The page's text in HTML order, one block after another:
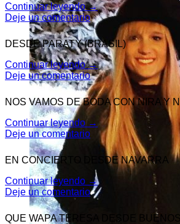
Continuar leyendo→
Deje un comentario
DESDE PARATY (BRASIL)
Continuar leyendo→
Deje un comentario
NOS VAMOS DE BODA CON NIRA Y
Continuar leyendo→
Deje un comentario
EN CONCIERTO DESDE NAVARRA
Continuar leyendo →
Deje un comentario
QUE WAPA TERESA DESDE